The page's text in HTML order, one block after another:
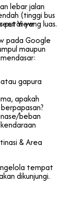
lebar jalan
(tinggi bus
yang luas.
View
pada Google
maupun
gapura
apakah
beban
& Area
tempat
dikunjungi.